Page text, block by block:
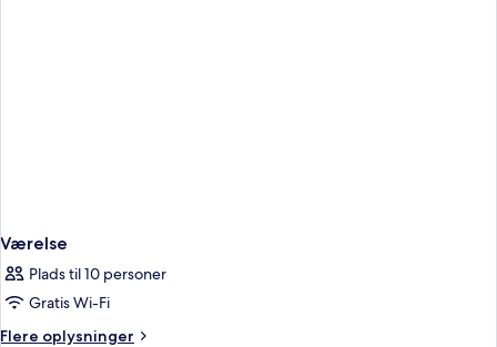
Værelse
Plads til 10 personer
Gratis Wi-Fi
Flere oplysninger
Flere